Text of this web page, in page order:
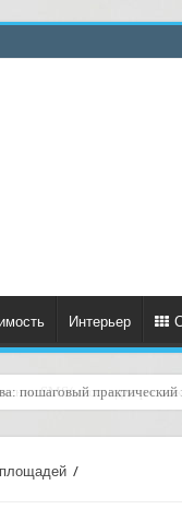
Интерьер
SMS/мессенджер»:
/